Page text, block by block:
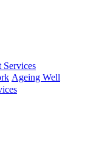
Services
Ageing Well